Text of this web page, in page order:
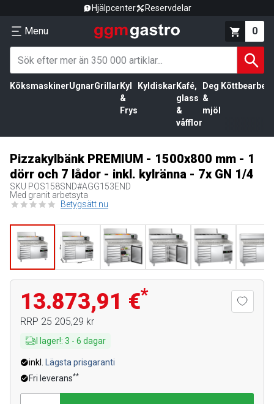
Hjälpcenter Reservdelar
Menu 0
KöksmaskinerUgnarGrillar Kyl
&
Frys
Kyldiskar Kafé,
glass
&
våfflor
Deg
&
mjöl
Pizzakylbänk PREMIUM - 1500x800 mm - 1
dörr och 7 lådor - inkl. kylränna - 7x GN 1/4
SKU POS158SND#AGG153END
Med granit arbetsyta
Betygsätt nu
13.873,91 €*
RRP 25 205,29 kr
I lager!: 3 - 6 dagar
inkl.
Lägsta prisgaranti
Fri leverans**